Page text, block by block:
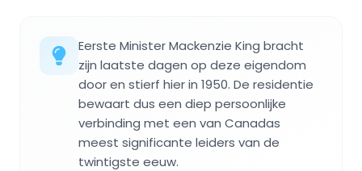
Eerste Minister Mackenzie King bracht
zijn laatste dagen op deze eigendom
door en stierf hier in 1950. De residentie
bewaart dus een diep persoonlijke
verbinding met een van Canadas
meest significante leiders van de
twintigste eeuw.